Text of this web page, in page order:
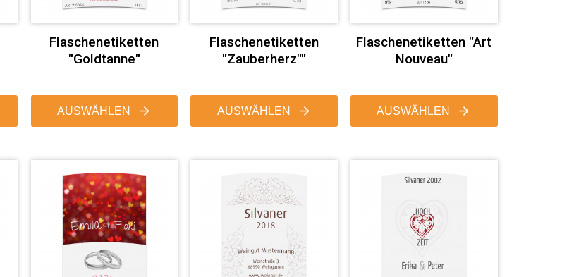
Flaschenetiketten
"Goldtanne"
AUSWÄHLEN
Flaschenetiketten
"Zauberherz""
AUSWÄHLEN
Flaschenetiketten "Art
Nouveau"
AUSWÄHLEN